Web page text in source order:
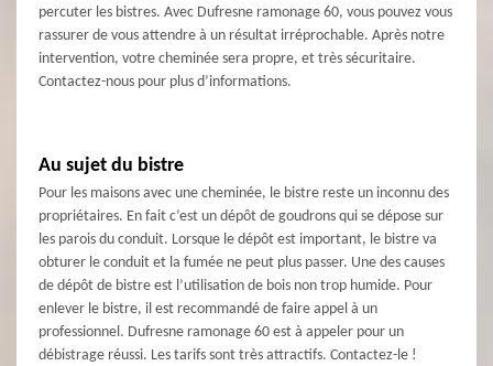
percuter les bistres. Avec Dufresne ramonage 60, vous pouvez vous
rassurer de vous attendre à un résultat irréprochable. Après notre
intervention, votre cheminée sera propre, et très sécuritaire.
Contactez-nous pour plus d’informations.
Au sujet du bistre
Pour les maisons avec une cheminée, le bistre reste un inconnu des
propriétaires. En fait c’est un dépôt de goudrons qui se dépose sur
les parois du conduit. Lorsque le dépôt est important, le bistre va
obturer le conduit et la fumée ne peut plus passer. Une des causes
de dépôt de bistre est l’utilisation de bois non trop humide. Pour
enlever le bistre, il est recommandé de faire appel à un
professionnel. Dufresne ramonage 60 est à appeler pour un
débistrage réussi. Les tarifs sont très attractifs. Contactez-le !